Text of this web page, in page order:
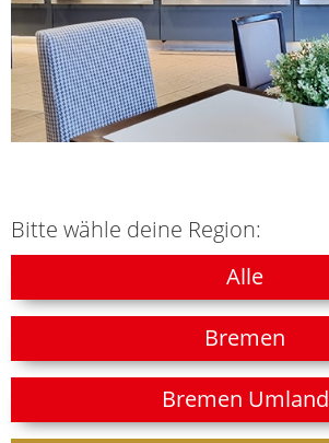
Bitte wähle deine Region:
Alle
Bremen
Bremen Umland